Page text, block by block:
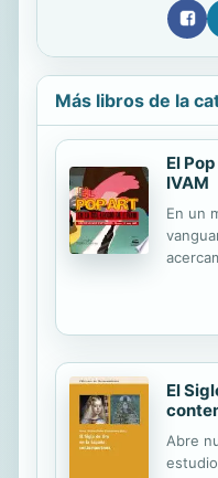
Más libros de la
El
IVAM
En un
temas
art
grafitti
El
Abre